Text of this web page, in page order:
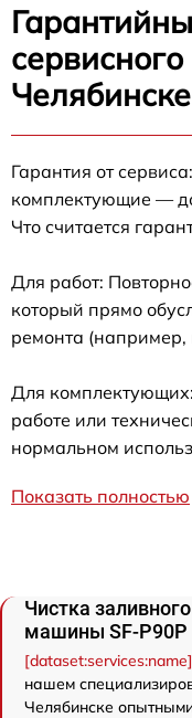
Челябинске
Гарантия от
комплектующие —
Что считается
Для работ:
который прямо
ремонта (например,
Для
работе или
нормальном
Показать полностью
Чистка
машины SF-P90P
нашем
Челябинске